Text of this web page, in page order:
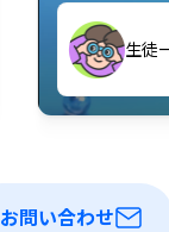
生徒
い」
お問い合わせ